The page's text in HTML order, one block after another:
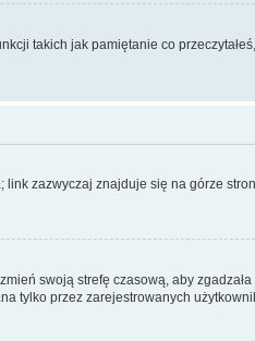
takich jak pamiętanie co
zazwyczaj znajduje się na górze stron
swoją strefę czasową, aby zgadzała
tylko przez zarejestrowanych